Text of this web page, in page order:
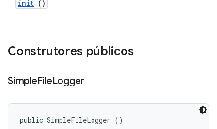
init ()
Construtores públicos
SimpleFileLogger
public SimpleFileLogger ()